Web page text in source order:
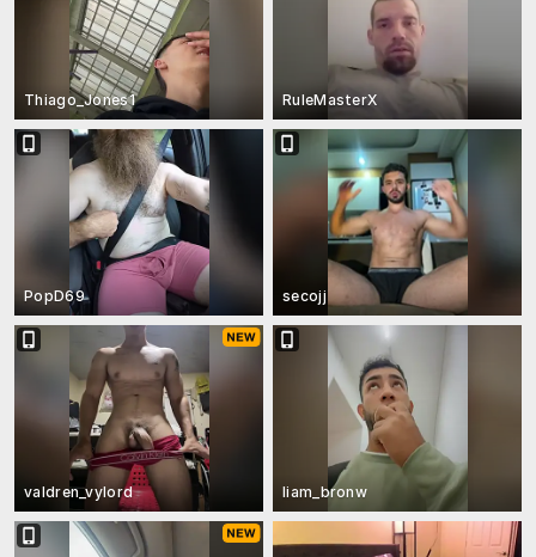
Thiago_Jones1 RuleMasterX
PopD69 secojj
valdren_vylord liam_bronw